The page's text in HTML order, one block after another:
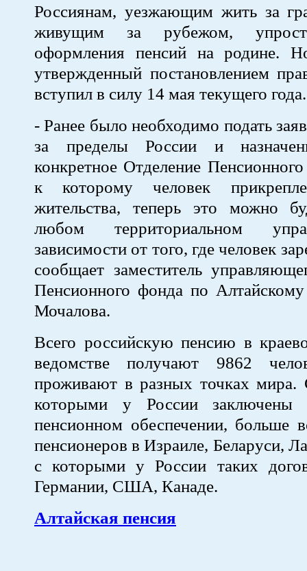
Россиянам, уезжающим жить за
живущим за рубежом,
оформления пенсий на родине.
утвержденный постановлением
вступил в силу 14 мая текущего года.
- Ранее было необходимо подать
за пределы России и
конкретное Отделение
к которому человек
жительства, теперь это можно
любом территориальном
зависимости от того, где человек
сообщает заместитель
Пенсионного фонда по
Мочалова.
Всего российскую пенсию в
ведомстве получают 9862
проживают в разных точках мира.
которыми у России заключены
пенсионном обеспечении, больше
пенсионеров в Израиле, Беларуси,
с которыми у России таких
Германии, США, Канаде.
Алтайская пенсия